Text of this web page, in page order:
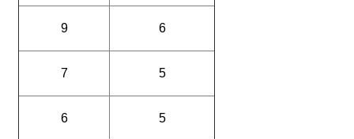
9 6
7 5
6 5